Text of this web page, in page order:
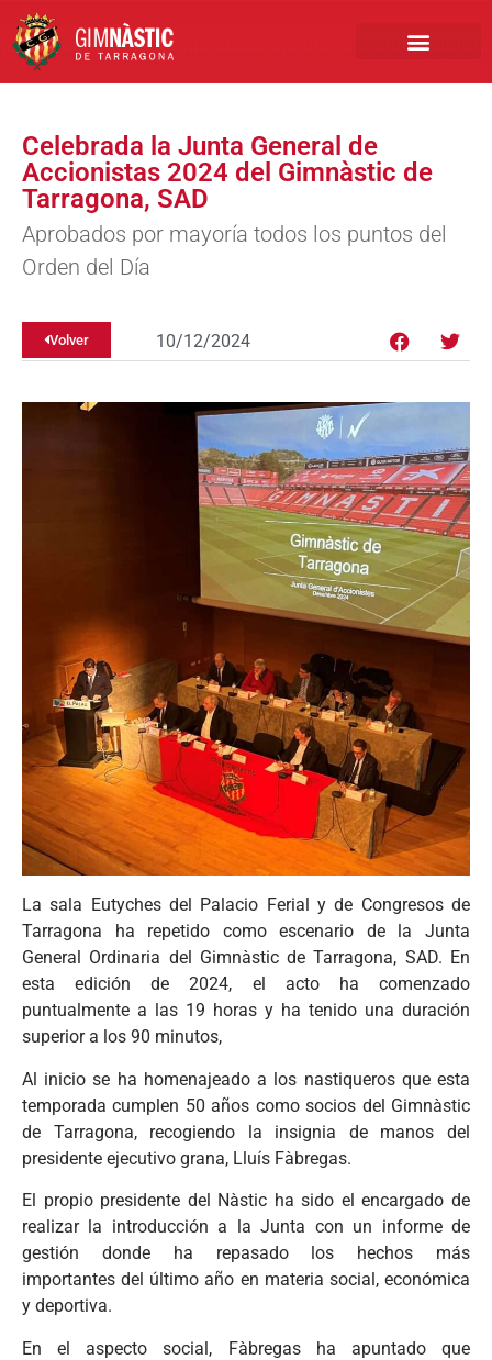
Celebrada la Junta General de
Accionistas 2024 del Gimnàstic de
Tarragona, SAD
Aprobados por mayoría todos los puntos del
Orden del Día
Volver 10/12/2024
La sala Eutyches del Palacio Ferial y de Congresos de
Tarragona ha repetido como escenario de la Junta
General Ordinaria del Gimnàstic de Tarragona, SAD. En
esta edición de 2024, el acto ha comenzado
puntualmente a las 19 horas y ha tenido una duración
superior a los 90 minutos,
Al inicio se ha homenajeado a los nastiqueros que esta
temporada cumplen 50 años como socios del Gimnàstic
de Tarragona, recogiendo la insignia de manos del
presidente ejecutivo grana, Lluís Fàbregas.
El propio presidente del Nàstic ha sido el encargado de
realizar la introducción a la Junta con un informe de
gestión donde ha repasado los hechos más
importantes del último año en materia social, económica
y deportiva.
En el aspecto social, Fàbregas ha apuntado que